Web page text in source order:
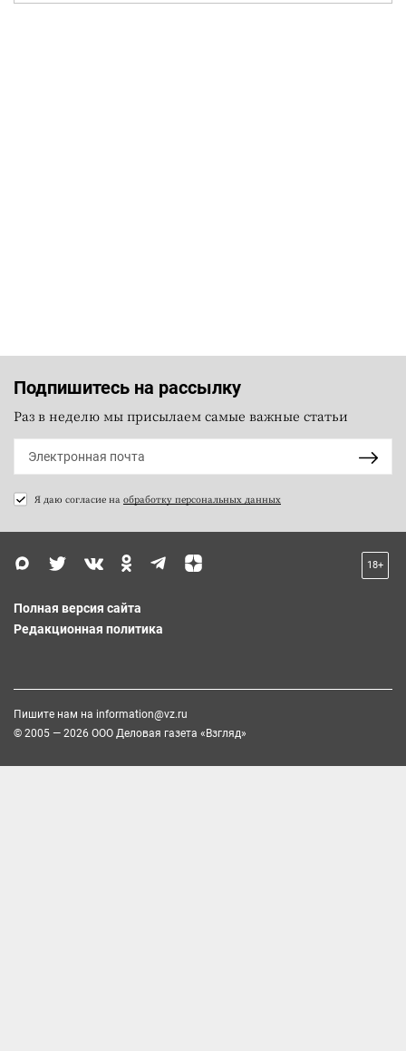
Подпишитесь на рассылку
Раз в неделю мы присылаем самые важные статьи
Я даю согласие на обработку персональных данных
18+
Полная версия сайта
Редакционная политика
Пишите нам на information@vz.ru
© 2005 — 2026 ООО Деловая газета «Взгляд»